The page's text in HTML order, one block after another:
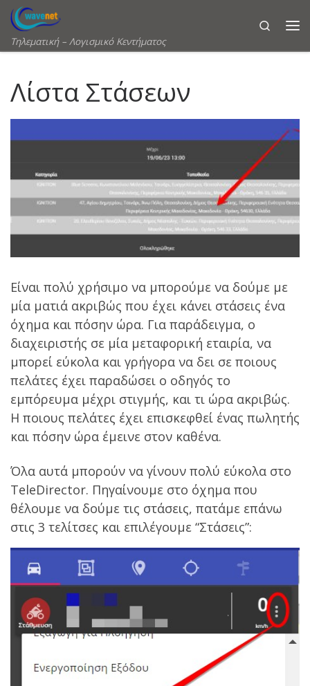
Skip to content
Τηλεματική – Λογισμικό Κεντήματος
Search
Λίστα Στάσεων
Είναι πολύ χρήσιμο να μπορούμε να δούμε με
μία ματιά ακριβώς που έχει κάνει στάσεις ένα
όχημα και πόσην ώρα. Για παράδειγμα, ο
διαχειριστής σε μία μεταφορική εταιρία, να
μπορεί εύκολα και γρήγορα να δει σε ποιους
πελάτες έχει παραδώσει ο οδηγός το
εμπόρευμα μέχρι στιγμής, και τι ώρα ακριβώς.
Η ποιους πελάτες έχει επισκεφθεί ένας πωλητής
και πόσην ώρα έμεινε στον καθένα.
Όλα αυτά μπορούν να γίνουν πολύ εύκολα στο
TeleDirector. Πηγαίνουμε στο όχημα που
θέλουμε να δούμε τις στάσεις, πατάμε επάνω
στις 3 τελίτσες και επιλέγουμε “Στάσεις”: